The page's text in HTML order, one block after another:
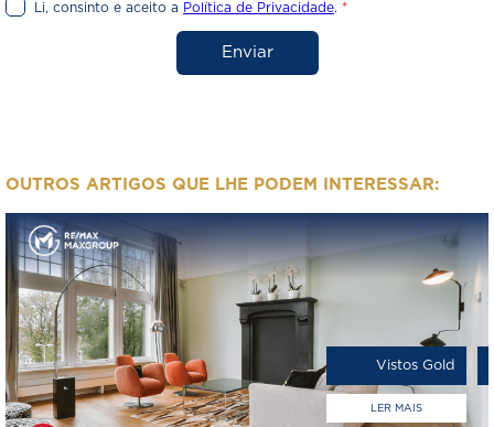
Li, consinto e aceito a Política de Privacidade. *
Enviar
OUTROS ARTIGOS QUE LHE PODEM INTERESSAR:
Vistos Gold
LER MAIS